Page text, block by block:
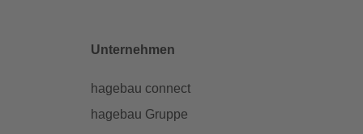
Unternehmen
hagebau connect
hagebau Gruppe